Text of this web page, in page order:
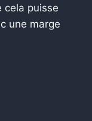
cela puisse
une marge